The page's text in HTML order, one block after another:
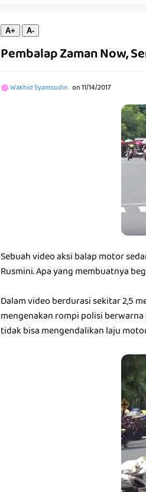
A+ A-
Pembalap Zaman Now,
Wakhid Syamsudin on11/14/2017
Sebuah video aksi balap motor
Rusmini. Apa yang membuatnya
Dalam video berdurasi sekitar 2,5
mengenakan rompi polisi
tidak bisa mengendalikan laju